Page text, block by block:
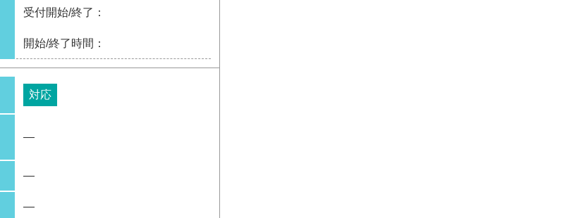
受付開始/終了：
開始/終了時間：
対応
―
―
―